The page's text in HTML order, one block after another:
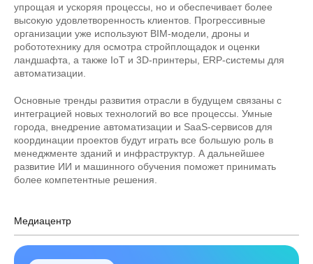
упрощая и ускоряя процессы, но и обеспечивает более
высокую удовлетворенность клиентов. Прогрессивные
организации уже используют BIM-модели, дроны и
робототехнику для осмотра стройплощадок и оценки
ландшафта, а также IoT и 3D-принтеры, ERP-системы для
автоматизации.
Основные тренды развития отрасли в будущем связаны с
интеграцией новых технологий во все процессы. Умные
города, внедрение автоматизации и SaaS-сервисов для
координации проектов будут играть все большую роль в
менеджменте зданий и инфраструктур. А дальнейшее
развитие ИИ и машинного обучения поможет принимать
более компетентные решения.
Медиацентр